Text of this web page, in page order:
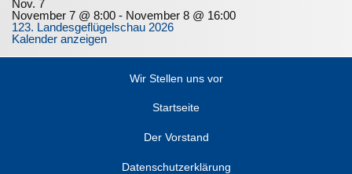
Nov.7
November 7 @ 8:00 - November 8 @ 16:00
123. Landesgeflügelschau 2026
Kalender anzeigen
Wir Stellen uns vor
Startseite
Der Vorstand
Datenschutzerklärung